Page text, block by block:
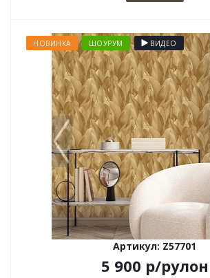
НОВИНКА ШОУРУМ ВИДЕО
Артикул: Z57701
5 900 р/рулон